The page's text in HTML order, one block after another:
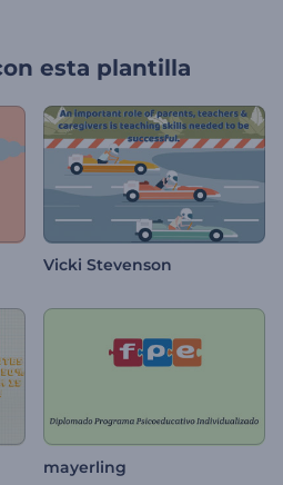
esta plantilla
Vicki Stevenson
mayerling